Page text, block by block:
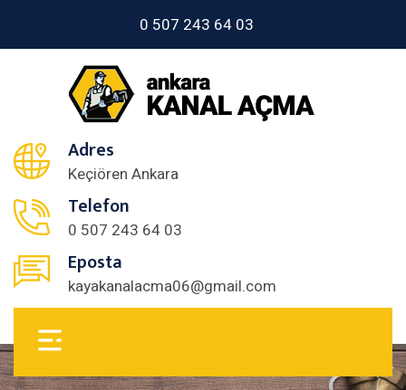
0 507 243 64 03
Adres
Keçiören Ankara
Telefon
0 507 243 64 03
Eposta
kayakanalacma06@gmail.com